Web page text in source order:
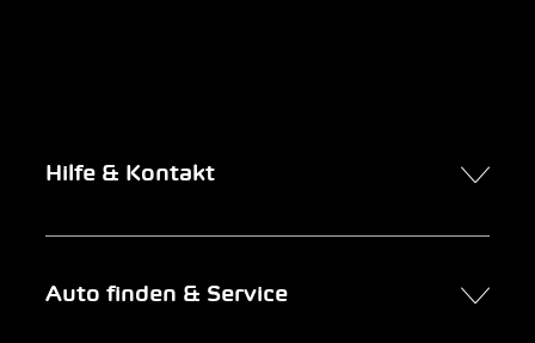
Hilfe & Kontakt
Auto finden & Service